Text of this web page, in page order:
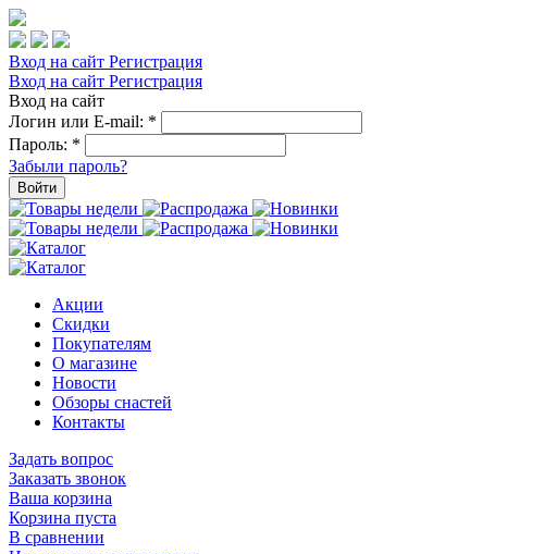
Вход на сайт Регистрация
Вход на сайт Регистрация
Вход на сайт
Логин или E-mail: *
Пароль: *
Забыли пароль?
Войти
Акции
Скидки
Покупателям
О магазине
Новости
Обзоры снастей
Контакты
Задать вопрос
Заказать звонок
Ваша корзина
Корзина пуста
В сравнении